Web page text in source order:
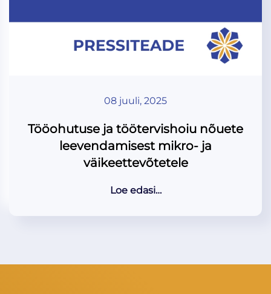
08 juuli, 2025
Tööohutuse ja töötervishoiu nõuete
leevendamisest mikro- ja
väikeettevõtetele
Loe edasi…